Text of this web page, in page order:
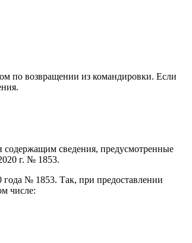
по возвращении из командировки. Если
содержащим сведения, предусмотренные
г. № 1853.
года № 1853. Так, при предоставлении
числе: